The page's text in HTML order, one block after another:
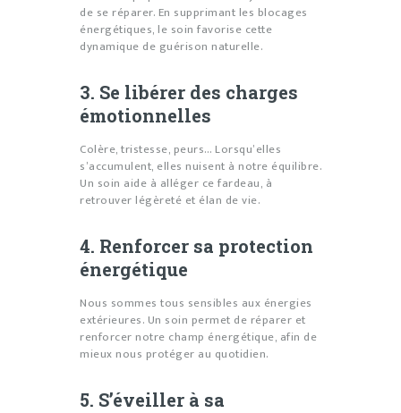
de se réparer. En supprimant les blocages
énergétiques, le soin favorise cette
dynamique de guérison naturelle.
3. Se libérer des charges
émotionnelles
Colère, tristesse, peurs… Lorsqu’elles
s’accumulent, elles nuisent à notre équilibre.
Un soin aide à alléger ce fardeau, à
retrouver légèreté et élan de vie.
4. Renforcer sa protection
énergétique
Nous sommes tous sensibles aux énergies
extérieures. Un soin permet de réparer et
renforcer notre champ énergétique, afin de
mieux nous protéger au quotidien.
5. S’éveiller à sa